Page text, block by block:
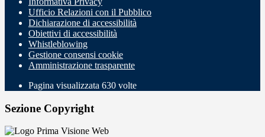
Ufficio Relazioni con il Pubblico
Dichiarazione di accessibilità
Obiettivi di accessibilità
Whistleblowing
Gestione consensi cookie
Amministrazione trasparente
Pagina visualizzata 630 volte
Sezione Copyright